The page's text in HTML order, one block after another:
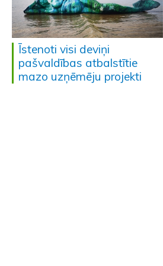
Īstenoti visi deviņi
pašvaldības atbalstītie
mazo uzņēmēju projekti